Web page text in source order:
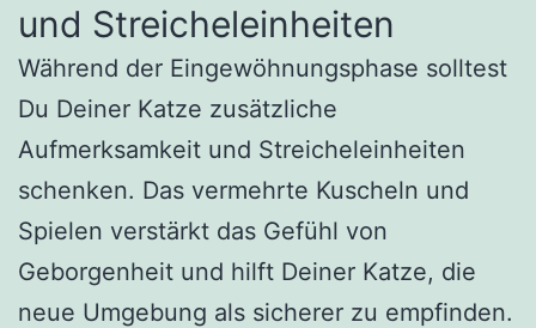
und Streicheleinheiten
Während der Eingewöhnungsphase solltest
Du Deiner Katze zusätzliche
Aufmerksamkeit und Streicheleinheiten
schenken. Das vermehrte Kuscheln und
Spielen verstärkt das Gefühl von
Geborgenheit und hilft Deiner Katze, die
neue Umgebung als sicherer zu empfinden.